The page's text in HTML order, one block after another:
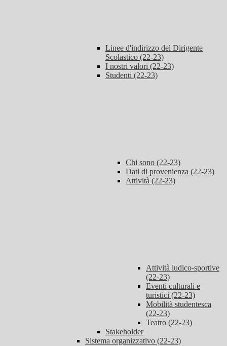
Linee d'indirizzo del Dirigente
Scolastico (22-23)
I nostri valori (22-23)
Studenti (22-23)
Chi sono (22-23)
Dati di provenienza (22-23)
Attività (22-23)
Attività ludico-sportive
(22-23)
Eventi culturali e
turistici (22-23)
Mobilità studentesca
(22-23)
Teatro (22-23)
Stakeholder
Sistema organizzativo (22-23)